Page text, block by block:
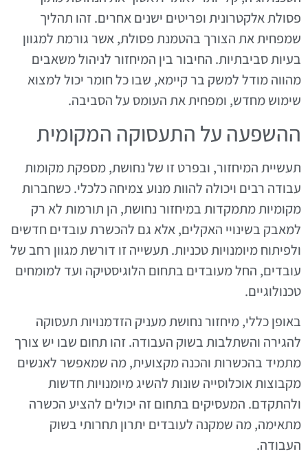
פסולת אלקטרונית ופריטים ישנים אחרים. זהו תהליך
שמפחית את הצורך בהטמנת פסולת, אשר גורמת למגוון
בעיות סביבתיות. החיבור בין המיחזור לניהול משאבים
מהווה מודל למשק בר קיימא, שבו כל חומר יכול למצוא
שימוש מחדש, ומפחית את העומס על הסביבה.
ההשפעה על התעסוקה המקומית
תעשיית המיחזור, ובפרט זו של נחושת, מספקת מקומות
עבודה רבים ויכולה להוות מנוע צמיחה כלכלי. כשחברות
מקומיות מתמקדות במיחזור נחושת, הן תורמות לא רק
למאבק בשינויי האקלים, אלא גם להכשרת עובדים חדשים
ולפיתוח מיומנויות טכניות. תעשייה זו דורשת מגוון רחב של
עובדים, החל מעובדים בתחום הלוגיסטיקה ועד למומחים
טכנולוגיים.
באופן כללי, מיחזור נחושת מעניק הזדמנויות תעסוקה
להגירה והשתלבות בשוק העבודה. זהו תחום שבו יש צורך
מתמיד בהכשרות והכנה מקצועית, מה שמאפשר לאנשים
מקבוצות אוכלוסייה שונות להשיג מיומנויות חדשות
ולהתקדם. המעסיקים בתחום זה יכולים להציע הכשרה
מתאימה, מה שמקנה לעובדים יתרון תחרותי בשוק
העבודה.